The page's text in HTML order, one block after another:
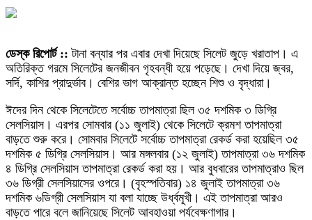
ডেস্ক রিপোর্ট :: টানা বন্যার পর এবার দেখা দিয়েছে সিলেট জুড়ে খরাতাপ। এ
অতিরিক্ত গরমে সিলেটের জনজীবন গৃহবন্ধী হয়ে পড়েছে। দেখা দিয়ে জ্বর,
সর্দি, কাশির প্রাদুর্ভাব। বেশির ভাগ আক্রান্ত হচ্ছেন শিশু ও বৃদ্ধারা।
ঈদের দিন থেকে সিলেটেতে সর্বোচ্চ তাপমাত্রা ছিল ৩৫ দশমিক ৩ ডিগ্রি
সেলসিয়াস। এরপর সোমবার (১১ জুলাই) থেকে সিলেটে ক্রমশ তাপমাত্রা
বাড়তে শুরু করে। সোমবার সিলেটে সর্বোচ্চ তাপমাত্রা রেকর্ড করা হয়েছিল ৩৫
দশমিক ৫ ডিগ্রি সেলসিয়াস। আর মঙ্গলবার (১২ জুলাই) তাপমাত্রা ৩৬ দশমিক
৪ ডিগ্রি সেলসিয়াস তাপমাত্রা রেকর্ড করা হয়। আর বুধবারের তাপমাত্রাও ছিল
৩৬ ডিগ্রী সেলসিয়াসের ওপরে। (বৃহস্পতিবার) ১৪ জুলাই তাপমাত্রা ৩৬
দশমিক ৬ডিগ্রী সেলসিয়াস যা বলা যাচ্ছে উর্ধ্বমূখী। এই তাপমাত্রা আরও
বাড়তে পারে বলে জানিয়েছে সিলেট আবহাওয়া পর্যবেক্ষণাগার।